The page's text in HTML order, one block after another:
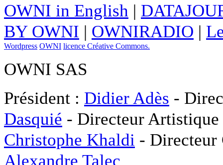
OWNI in English |
BY OWNI | OWNIRADIO |
Wordpress OWNI licence Créative Commons.
OWNI SAS
Président : Didier Adès -
Dasquié - Directeur
Christophe Khaldi -
Alexandre Talec